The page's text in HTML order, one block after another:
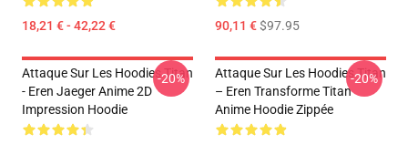
18,21 € - 42,22 € 90,11 €$97.95
Attaque Sur Les Hoodies Titan
- Eren Jaeger Anime 2D
Impression Hoodie
-20%
Attaque Sur Les Hoodies Titan
– Eren Transforme Titan
Anime Hoodie Zippée
-20%